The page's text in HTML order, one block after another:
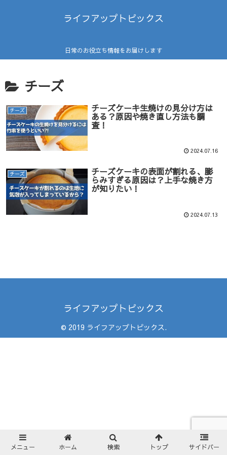
ライフアップトピックス
日常のお役立ち情報をお届けします
チーズ
チーズ チーズケーキ生焼けの見分け方は
ある？原因や焼き直し方法も調
査！
2024.07.16
チーズ チーズケーキの表面が割れる、膨
らみすぎる原因は？上手な焼き方
が知りたい！
2024.07.13
ライフアップトピックス
© 2019 ライフアップトピックス.
メニュー ホーム 検索 トップ サイドバー